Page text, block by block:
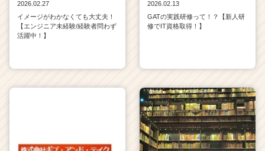
2026.02.27
イメージがわかなくても大丈夫！
【エンジニア未経験/経験者問わず
活躍中！】
2026.02.13
GATの実践研修って！？【新人研
修でIT資格取得！】